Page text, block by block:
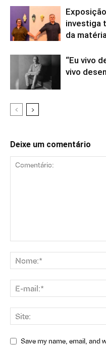
investiga
da
“Eu vivo
vivo
Deixe um comentário
Save my name, email, and